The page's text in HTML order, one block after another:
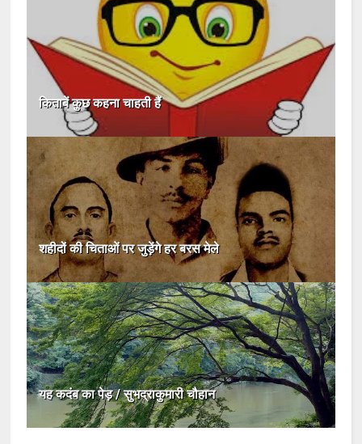
किताबें कुछ कहना चाहती हैं
शहीदों की चिताओं पर जुड़ेंगे हर बरस मेले
यह कदंब का पेड़ / सुभद्राकुमारी चौहान